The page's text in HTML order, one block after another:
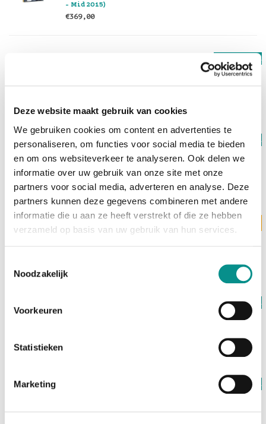
Deze website maakt gebruik van cookies
We gebruiken cookies om content en advertenties te
personaliseren, om functies voor social media te bieden
en om ons websiteverkeer te analyseren. Ook delen we
informatie over uw gebruik van onze site met onze
partners voor social media, adverteren en analyse. Deze
partners kunnen deze gegevens combineren met andere
informatie die u aan ze heeft verstrekt of die ze hebben
verzameld op basis van uw gebruik van hun services.
Noodzakelijk
Voorkeuren
Statistieken
Marketing
- Mid 2015)
€369,00
2TB Aura Pro X2 SSD MacBook Pro Retina (Late 2013
- Mid 2015)
Op voorraad
OWC
1TB Aura Pro X2 SSD + Kit MacBook Pro Retina
€429,00
OWC
2TB Aura Pro X2 SSD + Kit MacBook Pro Retina (Late
Op voorraad
250GB Aura Pro 6G SSD MacBook Pro Retina Mid
Op voorraad
2012 - Early 2013)